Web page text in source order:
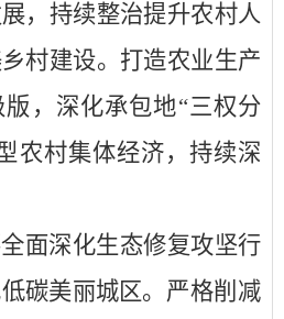
， 持续整治提升农村人
村建设。打造农业生产
，深化承包地“三权分
农村集体经济，持续深
面深化生态修复攻坚行
碳美丽城区。 严格削减